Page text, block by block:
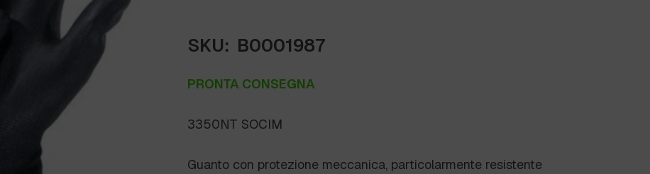
SKU: B0001987
PRONTA CONSEGNA
3350NT SOCIM
Guanto con protezione meccanica, particolarmente resistente